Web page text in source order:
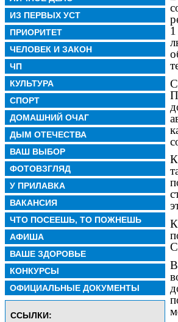
ИЗ ПЕРВЫХ УСТ
ПРИОРИТЕТ
ЧЕЛОВЕК И ЗАКОН
ЧП
КУЛЬТУРА
СПОРТ
ДОМАШНИЙ ОЧАГ
ДЫМ ОТЕЧЕСТВА
ВАШ ВЫБОР
ФОТОВЗГЛЯД
У ПРИЛАВКА
ВАКАНСИЯ
ЧТО ПОСЕЕШЬ, ТО ПОЖНЕШЬ
АФИША
ВАШЕ ЗДОРОВЬЕ
КОНКУРСЫ
ОФИЦИАЛЬНЫЕ ДОКУМЕНТЫ
CСЫЛКИ: